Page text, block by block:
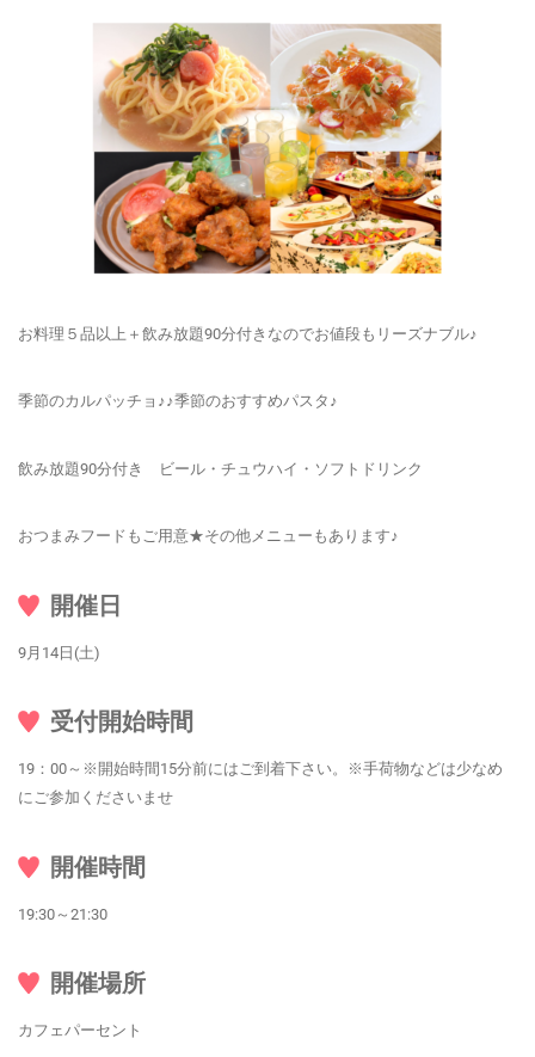
お料理５品以上＋飲み放題90分付きなのでお値段もリーズナブル♪
季節のカルパッチョ♪♪季節のおすすめパスタ♪
飲み放題90分付き ビール・チュウハイ・ソフトドリンク
おつまみフードもご用意★その他メニューもあります♪
開催日
9月14日(土)
受付開始時間
19：00～※開始時間15分前にはご到着下さい。※手荷物などは少なめ
にご参加くださいませ
開催時間
19:30～21:30
開催場所
カフェパーセント